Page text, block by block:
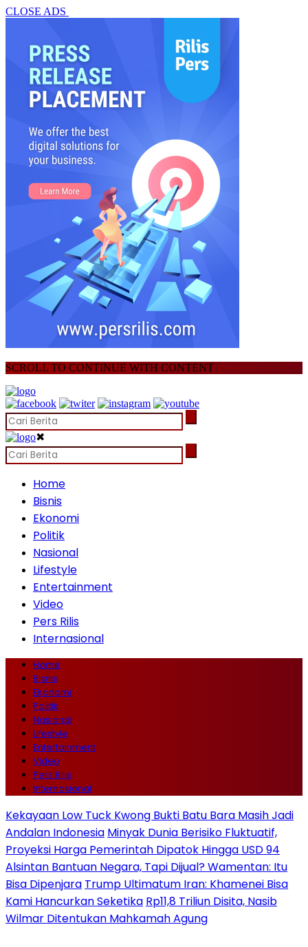
CLOSE ADS
SCROLL TO CONTINUE WITH CONTENT
✖
Home
Bisnis
Ekonomi
Politik
Nasional
Lifestyle
Entertainment
Video
Pers Rilis
Internasional
Home
Bisnis
Ekonomi
Politik
Nasional
Lifestyle
Entertainment
Video
Pers Rilis
Internasional
Kekayaan Low Tuck Kwong Bukti Batu Bara Masih Jadi
Andalan Indonesia Minyak Dunia Berisiko Fluktuatif,
Proyeksi Harga Pemerintah Dipatok Hingga USD 94
Alsintan Bantuan Negara, Tapi Dijual? Wamentan: Itu
Bisa Dipenjara Trump Ultimatum Iran: Khamenei Bisa
Kami Hancurkan Seketika Rp11,8 Triliun Disita, Nasib
Wilmar Ditentukan Mahkamah Agung